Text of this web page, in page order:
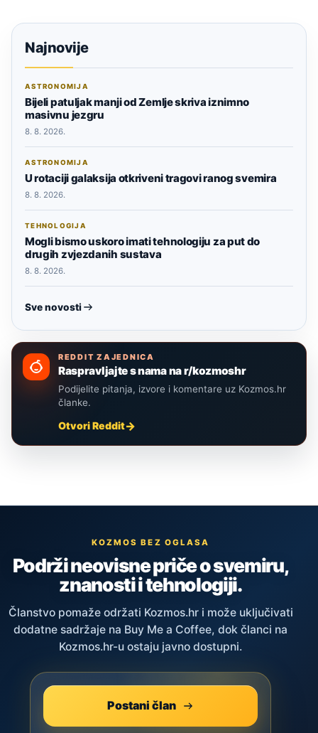
Najnovije
ASTRONOMIJA
Bijeli patuljak manji od Zemlje skriva iznimno
masivnu jezgru
8. 8. 2026.
ASTRONOMIJA
U rotaciji galaksija otkriveni tragovi ranog svemira
8. 8. 2026.
TEHNOLOGIJA
Mogli bismo uskoro imati tehnologiju za put do
drugih zvjezdanih sustava
8. 8. 2026.
Sve novosti
REDDIT ZAJEDNICA
Raspravljajte s nama na r/kozmoshr
Podijelite pitanja, izvore i komentare uz Kozmos.hr
članke.
Otvori Reddit
KOZMOS BEZ OGLASA
Podrži neovisne priče o svemiru,
znanosti i tehnologiji.
Članstvo pomaže održati Kozmos.hr i može uključivati
dodatne sadržaje na Buy Me a Coffee, dok članci na
Kozmos.hr-u ostaju javno dostupni.
Postani član